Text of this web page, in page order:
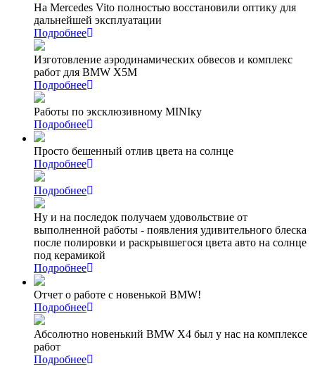
На Mercedes Vito полностью восстановили оптику для
дальнейшей эксплуатации
Подробнее
Изготовление аэродинамических обвесов и комплекс
работ для BMW X5M
Подробнее
Работы по эксклюзивному MINIку
Подробнее
Просто бешенный отлив цвета на солнце
Подробнее
Подробнее
Ну и на последок получаем удовольствие от
выполненной работы - появления удивительного блеска
после полировки и раскрывшегося цвета авто на солнце
под керамикой
Подробнее
Отчет о работе с новенькой BMW!
Подробнее
Абсолютно новенький BMW X4 был у нас на комплексе
работ
Подробнее